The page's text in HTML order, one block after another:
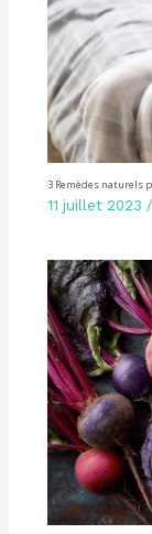
3 Remèdes naturels
11 juillet 2023 /